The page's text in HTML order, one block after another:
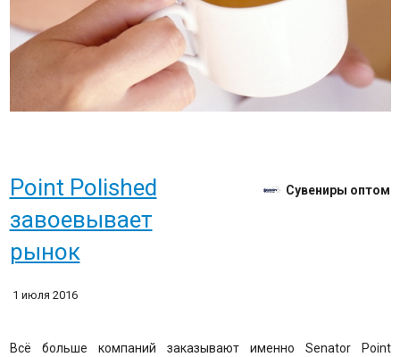
Point Polished
завоевывает
рынок
Сувениры оптом
1 июля 2016
Всё больше компаний заказывают именно Senator Point